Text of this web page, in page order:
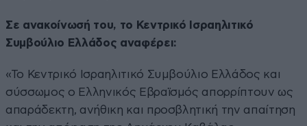
Σε ανακοίνωσή του, το Κεντρικό Ισραηλιτικό
Συμβούλιο Ελλάδος αναφέρει:
«Το Κεντρικό Ισραηλιτικό Συμβούλιο Ελλάδος και
σύσσωμος ο Ελληνικός Εβραϊσμός απορρίπτουν ως
απαράδεκτη, ανήθικη και προσβλητική την απαίτηση